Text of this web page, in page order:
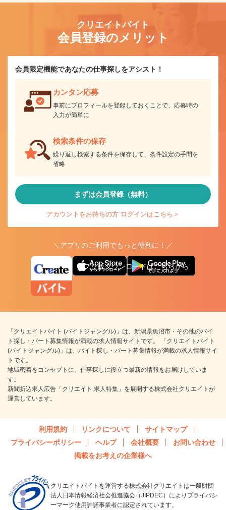
クリエイトバイト
会員登録のメリット
会員限定機能であなたの仕事探しをアシスト！
カンタン応募
事前にプロフィールを登録しておくことで、応募時の
入力が簡単に
検索条件の保存
繰り返し検索する条件を保存して、条件設定の手間を
省略
まずは会員登録（無料）
アカウントをお持ちの方 ログインはこちら＞
＼アプリのご利用でもっと便利に！／
アプリ版ダウンロードはこちらから
「クリエイトバイト (バイトジャングル)」は、新潟県魚沼市・その他のバイ
ト探し・パート募集情報が満載の求人情報サイトです。 「クリエイトバイト
(バイトジャングル)」は、バイト探し・パート募集情報が満載の求人情報サイ
トです。
地域密着をコンセプトに、仕事探しに役立つ最新の情報をお届けしていま
す。
新聞折込求人広告「クリエイト 求人特集」を展開する株式会社クリエイトが
運営しています。
利用規約 リンクについて
サイトマップ
プライバシーポリシー
ヘルプ 会社概要
お問い合わせ
掲載をお考えの企業様へ
クリエイトバイトを運営する株式会社クリエイトは一般財団
法人日本情報経済社会推進協会（JIPDEC）によりプライバシ
ーマーク使用許諾事業者に認定されています。